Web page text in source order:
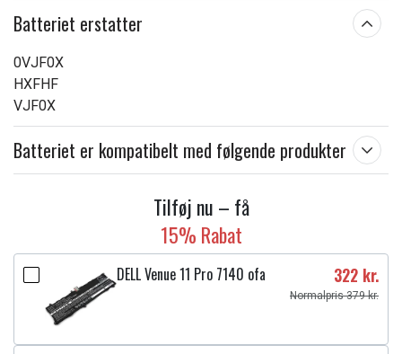
Batteriet erstatter
0VJF0X
HXFHF
VJF0X
Batteriet er kompatibelt med følgende produkter
Tilføj nu – få
15% Rabat
DELL Venue 11 Pro 7140 ofa 322 kr.
Normalpris 379 kr.